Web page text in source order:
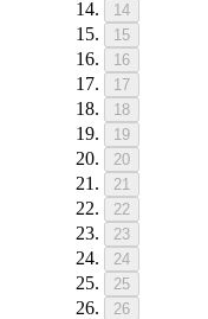
14
15
16
17
18
19
20
21
22
23
24
25
26